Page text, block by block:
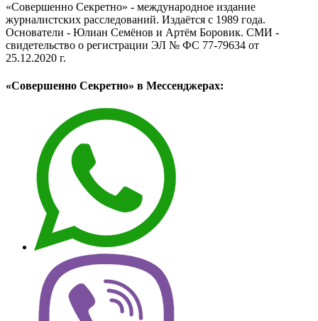
«Совершенно Секретно» - международное издание
журналистских расследований. Издаётся с 1989 года.
Основатели - Юлиан Семёнов и Артём Боровик. CМИ -
свидетельство о регистрации ЭЛ № ФС 77-79634 от
25.12.2020 г.
«Совершенно Секретно» в Мессенджерах: